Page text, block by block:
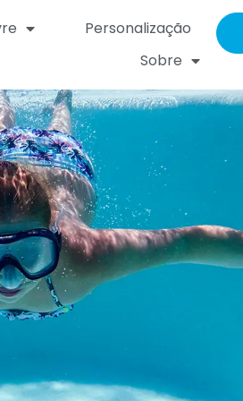
Personalização
Sobre